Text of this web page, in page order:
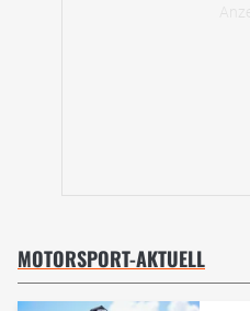
MOTORSPORT-AKTUELL